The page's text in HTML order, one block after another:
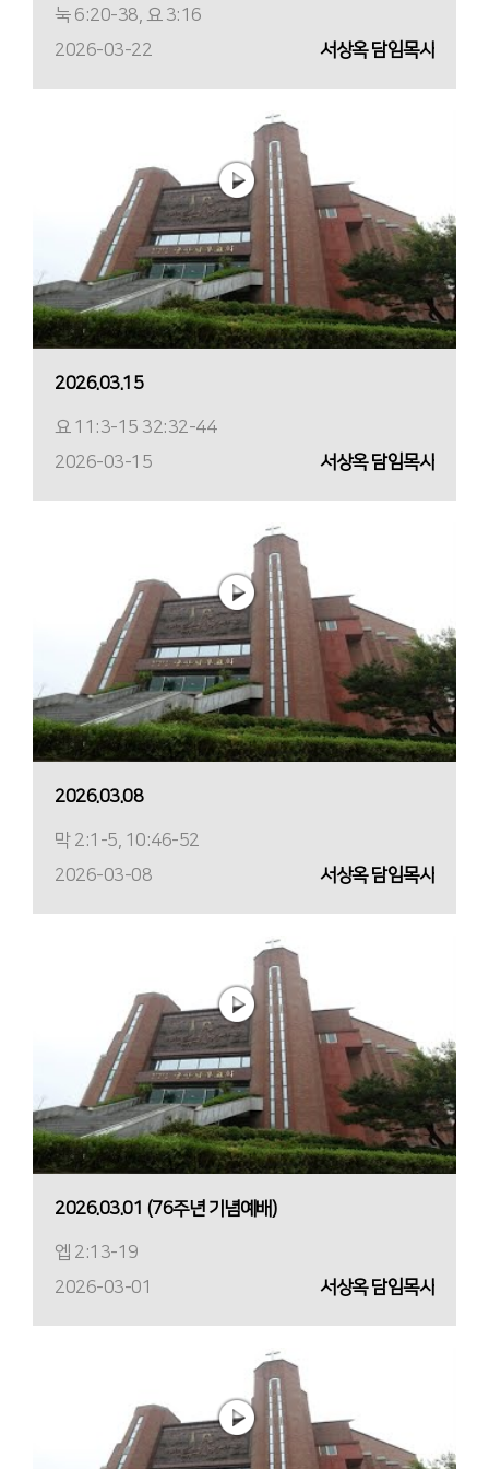
눅 6:20-38, 요 3:16
2026-03-22
서상옥 담임목사
2026.03.15
요 11:3-15 32:32-44
2026-03-15
서상옥 담임목사
2026.03.08
막 2:1-5, 10:46-52
2026-03-08
서상옥 담임목사
2026.03.01 (76주년 기념예배)
엡 2:13-19
2026-03-01
서상옥 담임목사